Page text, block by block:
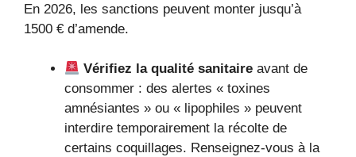
En 2026, les sanctions peuvent monter jusqu’à
1500 € d’amende.
Vérifiez la qualité sanitaire avant de
consommer : des alertes « toxines
amnésiantes » ou « lipophiles » peuvent
interdire temporairement la récolte de
certains coquillages. Renseignez-vous à la